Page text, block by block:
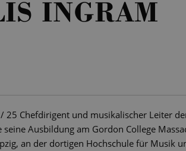
INGRAM
Chefdirigent und musikalischer Leiter
Ausbildung am Gordon College
an der dortigen Hochschule für Musik